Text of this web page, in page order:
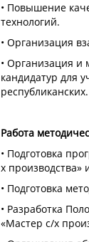
• Повышение
технологий.
• Организация
• Организация и
кандидатур для
республиканских.
Работа
• Подготовка
х производства»
• Подготовка
• Разработка
«Мастер с/х